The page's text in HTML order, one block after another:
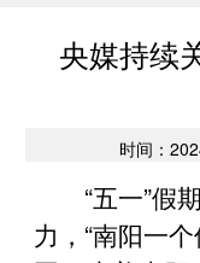
央媒持续
时间：
“五一”假
力，“南阳一